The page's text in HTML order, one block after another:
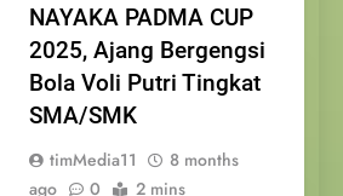
NAYAKA PADMA CUP
2025, Ajang Bergengsi
Bola Voli Putri Tingkat
SMA/SMK
timMedia11
8 months
ago
0 2 mins